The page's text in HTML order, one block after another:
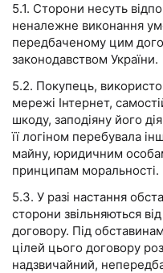
5.1. Сторони несуть
неналежне виконання
передбаченому цим
законодавством України.
5.2. Покупець,
мережі Інтернет,
шкоду, заподіяну його
її логіном перебувала
майну, юридичним
принципам моральності.
5.3. У разі настання
сторони звільняються
договору. Під
цілей цього договору
надзвичайний,